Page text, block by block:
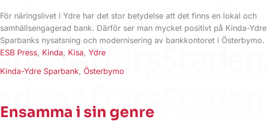
För näringslivet i Ydre har det stor betydelse att det finns en lokal och
samhällsengagerad bank. Därför ser man mycket positivt på Kinda-Ydre
Sparbanks nysatsning och modernisering av bankkontoret i Österbymo.
ESB Press, Kinda, Kisa,Ydre
Kinda-Ydre Sparbank, Österbymo
Ensamma i sin genre